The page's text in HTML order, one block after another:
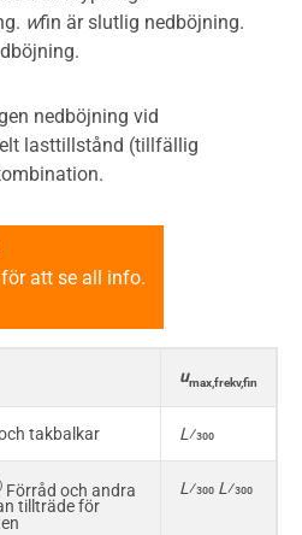
wfin är slutlig nedböjning.
nedböjning vid
lasttillstånd (tillfällig
att se all info.
umax,frekv,fin
takbalkar L⁄300
Förråd och andra
tillträde för
L⁄300 L⁄300